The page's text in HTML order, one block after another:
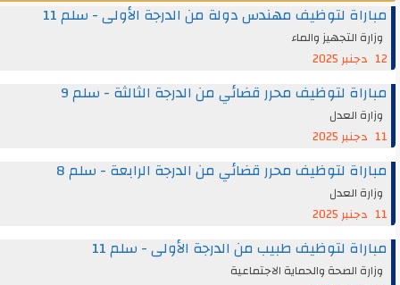
مباراة لتوظيف مهندس دولة من الدرجة الأولى - سلم 11
وزارة التجهيز والماء
12 دجنبر 2025
مباراة لتوظيف محرر قضائي من الدرجة الثالثة - سلم 9
وزارة العدل
11 دجنبر 2025
مباراة لتوظيف محرر قضائي من الدرجة الرابعة - سلم 8
وزارة العدل
11 دجنبر 2025
مباراة لتوظيف طبيب من الدرجة الأولى - سلم 11
وزارة الصحة والحماية الاجتماعية